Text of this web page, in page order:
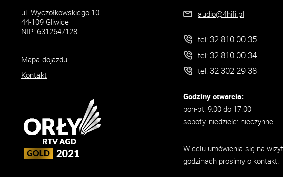
ul. Wyczółkowskiego 10
44-109 Gliwice
NIP: 6312647128
Mapa dojazdu
Kontakt
audio@4hifi.pl
tel: 32 810 00 35
tel: 32 810 00 34
tel: 32 302 29 38
Godziny otwarcia:
pon-pt: 9:00 do 17:00
soboty, niedziele: nieczynne
W celu umówienia się na
godzinach prosimy o kontakt.